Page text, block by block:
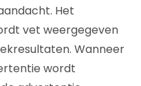
Het
vet weergegeven
Wanneer
wordt